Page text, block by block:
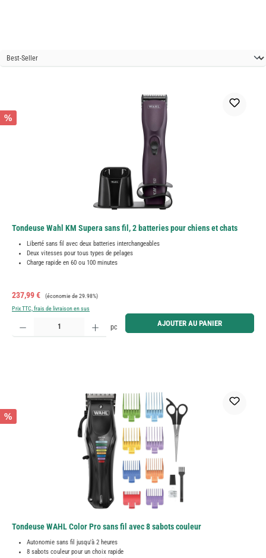
%
Tondeuse Wahl KM Supera sans fil, 2 batteries pour chiens et chats
Liberté sans fil avec deux batteries interchangeables
Deux vitesses pour tous types de pelages
Charge rapide en 60 ou 100 minutes
Prix de vente :
237,99 € Prix régulier :
(économie de 29.98%)
Prix TTC, frais de livraison en sus
Quantité de produit : Entrez la quantité souhaitée ou utilisez les boutons pour augmenter ou
pc AJOUTER AU PANIER
%
Tondeuse WAHL Color Pro sans fil avec 8 sabots couleur
Autonomie sans fil jusqu'à 2 heures
8 sabots couleur pour un choix rapide